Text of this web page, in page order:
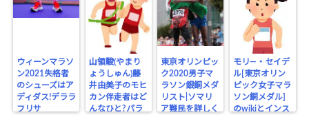
ウィーンマラソ
ン2021失格者
のシューズはア
ディダス!デララ
フリサ
山領駿(やまり
ょうしゅん)藤
井由美子のモヒ
カン伴走者はど
んなひと?パラ
東京オリンピッ
ク2020男子マ
ラソン銀銅メダ
リスト|ソマリ
ア難民を詳しく
モリ―・セイデ
ル[東京オリン
ピック女子マラ
ソン銅メダル]
のwikiとインス